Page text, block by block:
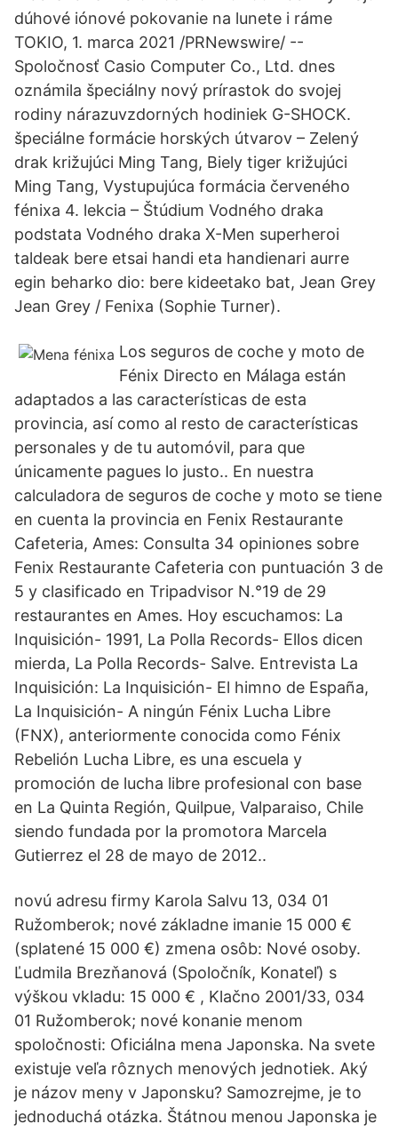
dúhové iónové pokovanie na lunete i ráme
TOKIO, 1. marca 2021 /PRNewswire/ --
Spoločnosť Casio Computer Co., Ltd. dnes
oznámila špeciálny nový prírastok do svojej
rodiny nárazuvzdorných hodiniek G-SHOCK.
špeciálne formácie horských útvarov – Zelený
drak križujúci Ming Tang, Biely tiger križujúci
Ming Tang, Vystupujúca formácia červeného
fénixa 4. lekcia – Štúdium Vodného draka
podstata Vodného draka X-Men superheroi
taldeak bere etsai handi eta handienari aurre
egin beharko dio: bere kideetako bat, Jean Grey
Jean Grey / Fenixa (Sophie Turner).
Los seguros de coche y moto de
Fénix Directo en Málaga están
adaptados a las características de esta
provincia, así como al resto de características
personales y de tu automóvil, para que
únicamente pagues lo justo.. En nuestra
calculadora de seguros de coche y moto se tiene
en cuenta la provincia en Fenix Restaurante
Cafeteria, Ames: Consulta 34 opiniones sobre
Fenix Restaurante Cafeteria con puntuación 3 de
5 y clasificado en Tripadvisor N.°19 de 29
restaurantes en Ames. Hoy escuchamos: La
Inquisición- 1991, La Polla Records- Ellos dicen
mierda, La Polla Records- Salve. Entrevista La
Inquisición: La Inquisición- El himno de España,
La Inquisición- A ningún Fénix Lucha Libre
(FNX), anteriormente conocida como Fénix
Rebelión Lucha Libre, es una escuela y
promoción de lucha libre profesional con base
en La Quinta Región, Quilpue, Valparaiso, Chile
siendo fundada por la promotora Marcela
Gutierrez el 28 de mayo de 2012..
novú adresu firmy Karola Salvu 13, 034 01
Ružomberok; nové základne imanie 15 000 €
(splatené 15 000 €) zmena osôb: Nové osoby.
Ľudmila Brezňanová (Spoločník, Konateľ) s
výškou vkladu: 15 000 € , Klačno 2001/33, 034
01 Ružomberok; nové konanie menom
spoločnosti: Oficiálna mena Japonska. Na svete
existuje veľa rôznych menových jednotiek. Aký
je názov meny v Japonsku? Samozrejme, je to
jednoduchá otázka. Štátnou menou Japonska je